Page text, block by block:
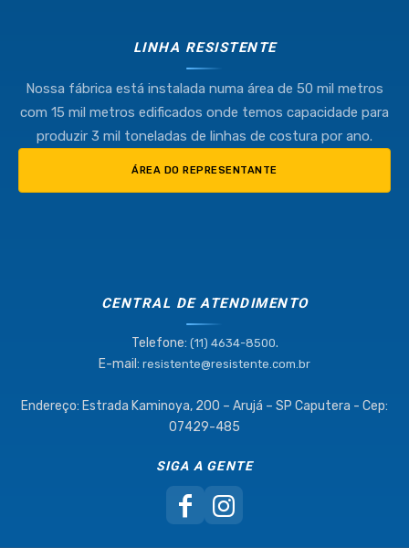
LINHA RESISTENTE
Nossa fábrica está instalada numa área de 50 mil metros
com 15 mil metros edificados onde temos capacidade para
produzir 3 mil toneladas de linhas de costura por ano.
ÁREA DO REPRESENTANTE
CENTRAL DE ATENDIMENTO
Telefone: (11) 4634-8500.
E-mail: resistente@resistente.com.br
Endereço: Estrada Kaminoya, 200 – Arujá – SP Caputera - Cep:
07429-485
SIGA A GENTE